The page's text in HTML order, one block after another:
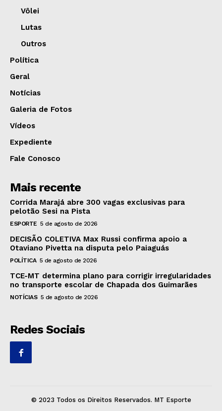
Vôlei
Lutas
Outros
Política
Geral
Notícias
Galeria de Fotos
Vídeos
Expediente
Fale Conosco
Mais recente
Corrida Marajá abre 300 vagas exclusivas para
pelotão Sesi na Pista
ESPORTE 5 de agosto de 2026
DECISÃO COLETIVA Max Russi confirma apoio a
Otaviano Pivetta na disputa pelo Paiaguás
POLÍTICA 5 de agosto de 2026
TCE-MT determina plano para corrigir irregularidades
no transporte escolar de Chapada dos Guimarães
NOTÍCIAS 5 de agosto de 2026
Redes Sociais
© 2023 Todos os Direitos Reservados. MT Esporte